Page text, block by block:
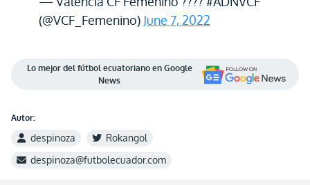
(@VCF_Femenino) June 7, 2022
Lo mejor del fútbol ecuatoriano en Google
News
Autor:
despinoza
Rokangol
despinoza@futbolecuador.com